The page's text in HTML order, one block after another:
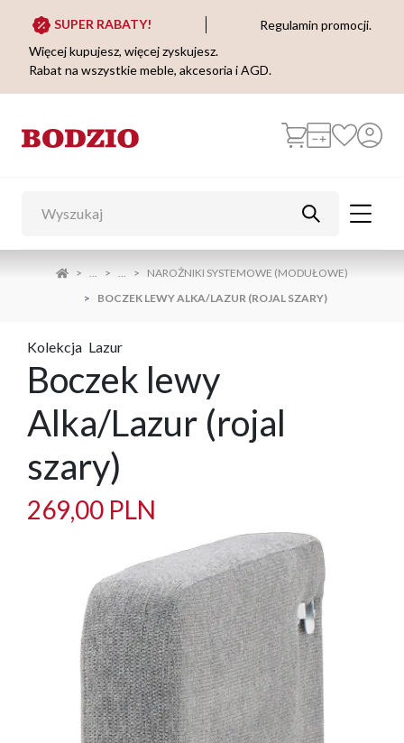
SUPER RABATY!
Regulamin promocji.
Więcej kupujesz, więcej zyskujesz.
Rabat na wszystkie meble, akcesoria i AGD.
... ...
NAROŻNIKI SYSTEMOWE (MODUŁOWE)
BOCZEK LEWY ALKA/LAZUR (ROJAL SZARY)
Kolekcja Lazur
Boczek lewy
Alka/Lazur (rojal
szary)
269,00 PLN